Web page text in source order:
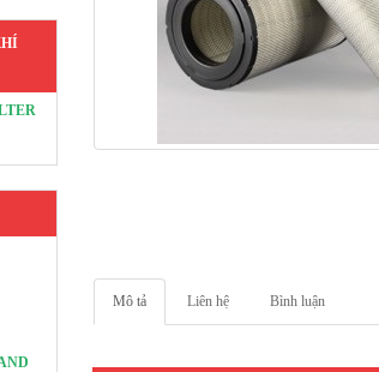
Mô tả Liên hệ Bình luận